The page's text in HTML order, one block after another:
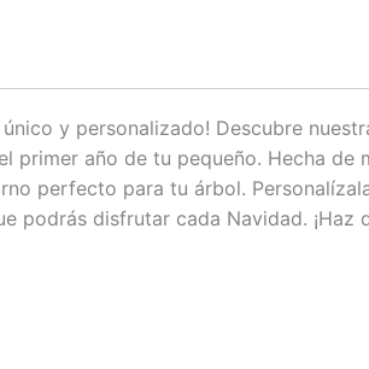
y personalizado! Descubre
primer año de tu pequeño. Hecha
perfecto para tu árbol.
podrás disfrutar cada Navidad.